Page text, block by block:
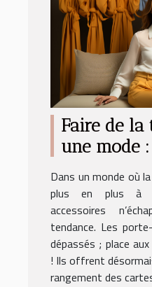
Faire de la
une mode
cartes
Lezran
Dans un monde où
plus en plus à
accessoires
tendance. Les
dépassés ; place
! Ils offrent
rangement des